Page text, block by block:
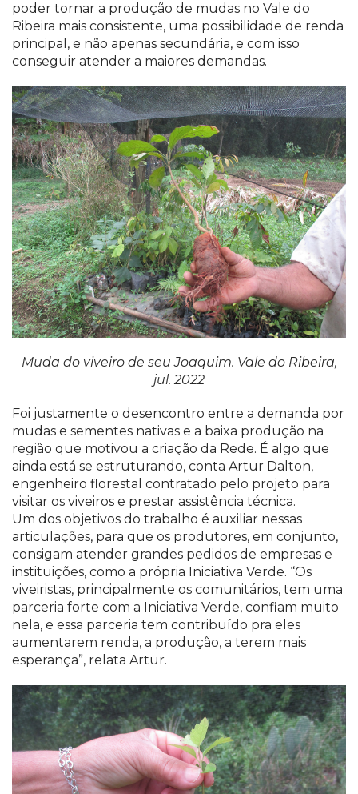
poder tornar a produção de mudas no Vale do
Ribeira mais consistente, uma possibilidade de renda
principal, e não apenas secundária, e com isso
conseguir atender a maiores demandas.
Muda do viveiro de seu Joaquim. Vale do Ribeira,
jul. 2022
Foi justamente o desencontro entre a demanda por
mudas e sementes nativas e a baixa produção na
região que motivou a criação da Rede. É algo que
ainda está se estruturando, conta Artur Dalton,
engenheiro florestal contratado pelo projeto para
visitar os viveiros e prestar assistência técnica.
Um dos objetivos do trabalho é auxiliar nessas
articulações, para que os produtores, em conjunto,
consigam atender grandes pedidos de empresas e
instituições, como a própria Iniciativa Verde. “Os
viveiristas, principalmente os comunitários, tem uma
parceria forte com a Iniciativa Verde, confiam muito
nela, e essa parceria tem contribuído pra eles
aumentarem renda, a produção, a terem mais
esperança”, relata Artur.